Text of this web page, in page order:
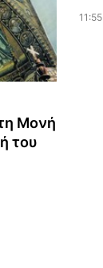
Μονή
του
11:55